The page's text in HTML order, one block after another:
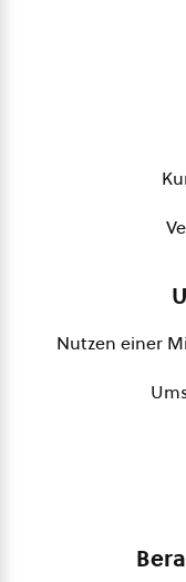
Nutzen einer